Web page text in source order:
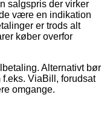
salgspris der virker
være en indikation
er trods alt
køber overfor
Alternativt bør
ViaBill, forudsat
omgange.